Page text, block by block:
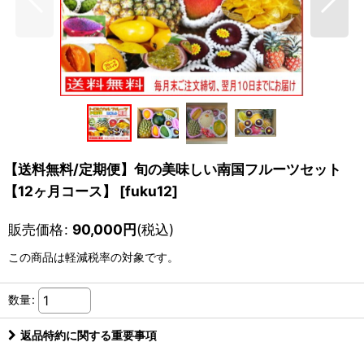
【送料無料/定期便】旬の美味しい南国フルーツセット
【12ヶ月コース】
[fuku12]
販売価格: 90,000円(税込)
この商品は軽減税率の対象です。
数量:
返品特約に関する重要事項